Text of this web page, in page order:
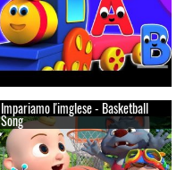
Impariamo l'imglese - Basketball
Song